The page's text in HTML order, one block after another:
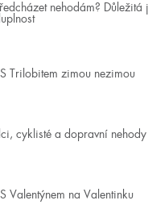
nehodám? Důležitá
Trilobitem zimou nezimou
cyklisté a dopravní
Valentýnem na Valentinku